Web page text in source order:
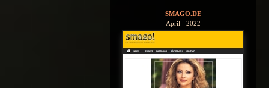
SMAGO.DE
April - 2022